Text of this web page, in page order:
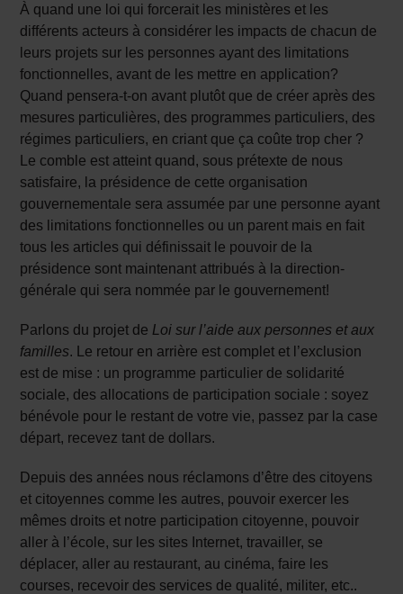
À quand une loi qui forcerait les ministères et les
différents acteurs à considérer les impacts de chacun de
leurs projets sur les personnes ayant des limitations
fonctionnelles, avant de les mettre en application?
Quand pensera-t-on avant plutôt que de créer après des
mesures particulières, des programmes particuliers, des
régimes particuliers, en criant que ça coûte trop cher ?
Le comble est atteint quand, sous prétexte de nous
satisfaire, la présidence de cette organisation
gouvernementale sera assumée par une personne ayant
des limitations fonctionnelles ou un parent mais en fait
tous les articles qui définissait le pouvoir de la
présidence sont maintenant attribués à la direction-
générale qui sera nommée par le gouvernement!
Parlons du projet de Loi sur l’aide aux personnes et aux
familles. Le retour en arrière est complet et l’exclusion
est de mise : un programme particulier de solidarité
sociale, des allocations de participation sociale : soyez
bénévole pour le restant de votre vie, passez par la case
départ, recevez tant de dollars.
Depuis des années nous réclamons d’être des citoyens
et citoyennes comme les autres, pouvoir exercer les
mêmes droits et notre participation citoyenne, pouvoir
aller à l’école, sur les sites Internet, travailler, se
déplacer, aller au restaurant, au cinéma, faire les
courses, recevoir des services de qualité, militer, etc..